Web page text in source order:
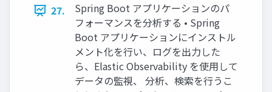
27.
Spring Boot アプリケーションのパ
フォーマンスを分析する • Spring
Boot アプリケーションにインストル
メント化を⾏い、ログを出⼒した
ら、Elastic Observability を使⽤して
データの監視、 分析、検索を⾏うこ